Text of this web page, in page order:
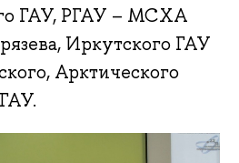
ГАУ, РГАУ – МСХА
Иркутского ГАУ
Арктического